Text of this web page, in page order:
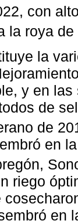
con
la roya
la
y en
de
de
en
riego
en